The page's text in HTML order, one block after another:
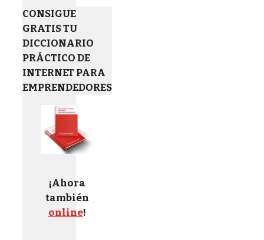
CONSIGUE
GRATIS TU
DICCIONARIO
PRÁCTICO DE
INTERNET PARA
EMPRENDEDORES
¡Ahora
también
online!